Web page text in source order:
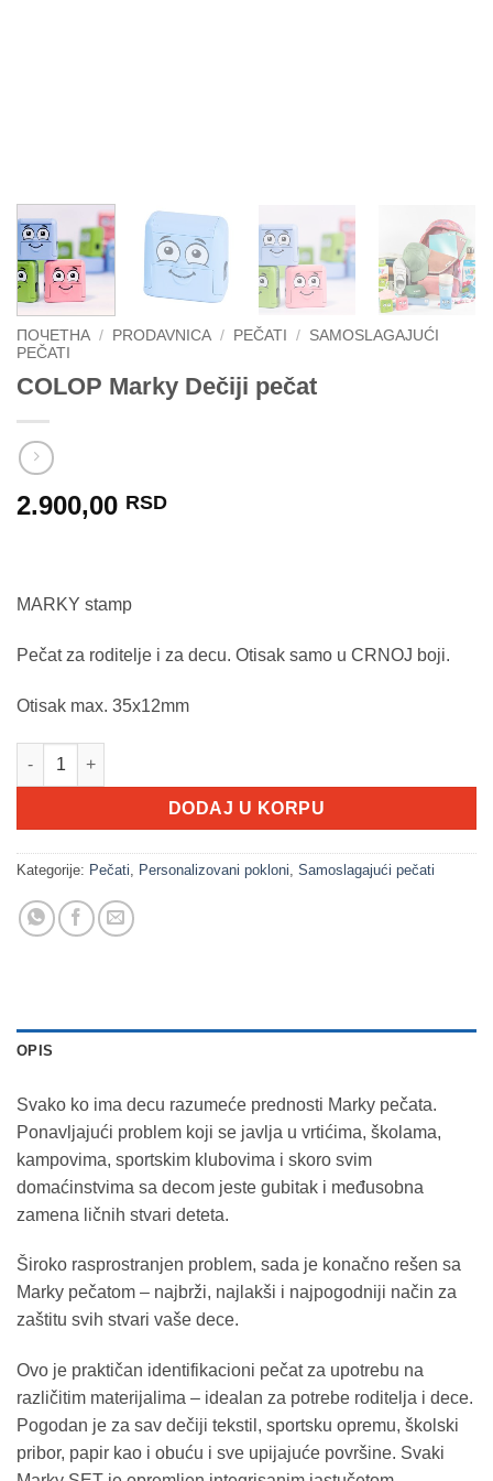
ПОЧЕТНА / PRODAVNICA / PEČATI / SAMOSLAGAJUĆI
PEČATI
COLOP Marky Dečiji pečat
2.900,00 RSD
MARKY stamp
Pečat za roditelje i za decu. Otisak samo u CRNOJ boji.
Otisak max. 35x12mm
COLOP Marky Dečiji pečat količina
DODAJ U KORPU
Kategorije: Pečati Personalizovani pokloni Samoslagajući pečati
OPIS
Svako ko ima decu razumeće prednosti Marky pečata.
Ponavljajući problem koji se javlja u vrtićima, školama,
kampovima, sportskim klubovima i skoro svim
domaćinstvima sa decom jeste gubitak i međusobna
zamena ličnih stvari deteta.
Široko rasprostranjen problem, sada je konačno rešen sa
Marky pečatom – najbrži, najlakši i najpogodniji način za
zaštitu svih stvari vaše dece.
Ovo je praktičan identifikacioni pečat za upotrebu na
različitim materijalima – idealan za potrebe roditelja i dece.
Pogodan je za sav dečiji tekstil, sportsku opremu, školski
pribor, papir kao i obuću i sve upijajuće površine. Svaki